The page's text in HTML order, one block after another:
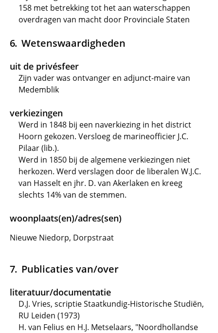
158 met betrekking tot het aan waterschappen
overdragen van macht door Provinciale Staten
Wetenswaardigheden
uit de privésfeer
Zijn vader was ontvanger en adjunct-maire van
Medemblik
verkiezingen
Werd in 1848 bij een naverkiezing in het district
Hoorn gekozen. Versloeg de marineofficier J.C.
Pilaar (lib.).
Werd in 1850 bij de algemene verkiezingen niet
herkozen. Werd verslagen door de liberalen W.J.C.
van Hasselt en jhr. D. van Akerlaken en kreeg
slechts 14% van de stemmen.
woonplaats(en)/adres(sen)
Nieuwe Niedorp, Dorpstraat
Publicaties van/over
literatuur/documentatie
D.J. Vries, scriptie Staatkundig-Historische Studiën,
RU Leiden (1973)
H. van Felius en H.J. Metselaars, "Noordhollandse